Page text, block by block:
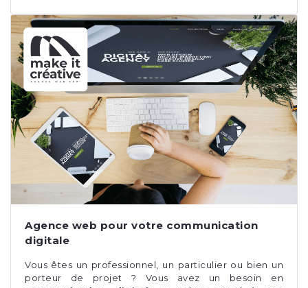
Agence web pour votre communication
digitale
Vous êtes un professionnel, un particulier ou bien un
porteur de projet ? Vous avez un besoin en